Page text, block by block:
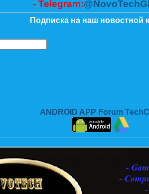
- Telegram:
Подписка на наш новостной
ANDROID APP Forum